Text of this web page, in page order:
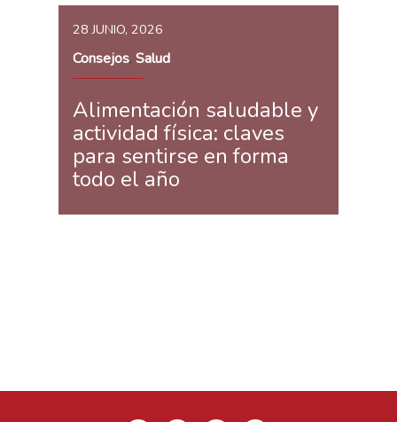
28 JUNIO, 2026
Consejos, Salud
Alimentación saludable y
actividad física: claves
para sentirse en forma
todo el año